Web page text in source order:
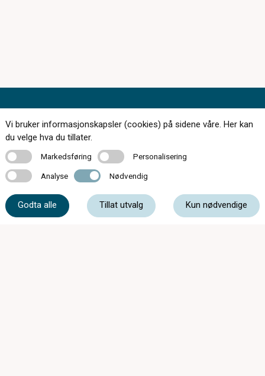
Kontakt oss
63 87 20 20
Vi bruker informasjonskapsler (cookies) på sidene våre. Her kan
du velge hva du tillater.
MarkedsføringMarkedsføring PersonaliseringPersonalisering
Analyse Analyse Nødvendig Nødvendig
Godta alle Tillat utvalg Kun nødvendige